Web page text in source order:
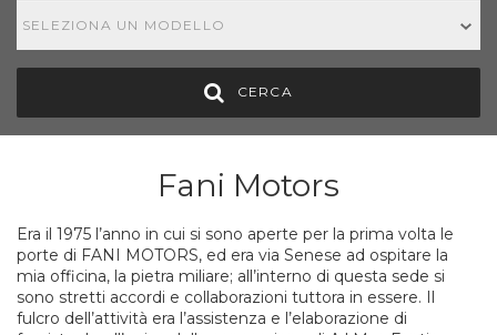
SELEZIONA UN MODELLO
CERCA
Fani Motors
Era il 1975 l’anno in cui si sono aperte per la prima volta le
porte di FANI MOTORS, ed era via Senese ad ospitare la
mia officina, la pietra miliare; all’interno di questa sede si
sono stretti accordi e collaborazioni tuttora in essere. Il
fulcro dell’attività era l’assistenza e l’elaborazione di